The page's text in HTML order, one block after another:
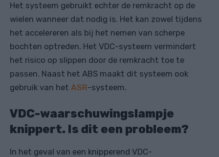
Het systeem gebruikt echter de remkracht op de
wielen wanneer dat nodig is. Het kan zowel tijdens
het accelereren als bij het nemen van scherpe
bochten optreden. Het VDC-systeem vermindert
het risico op slippen door de remkracht toe te
passen. Naast het ABS maakt dit systeem ook
gebruik van het ASR-systeem.
VDC-waarschuwingslampje
knippert. Is dit een probleem?
In het geval van een knipperend VDC-